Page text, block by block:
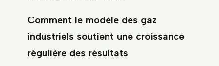
Comment le modèle des gaz
industriels soutient une croissance
régulière des résultats